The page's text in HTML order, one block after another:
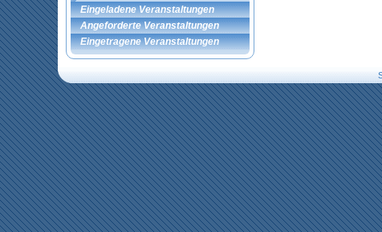
Eingeladene Veranstaltungen
Angeforderte Veranstaltungen
Eingetragene Veranstaltungen